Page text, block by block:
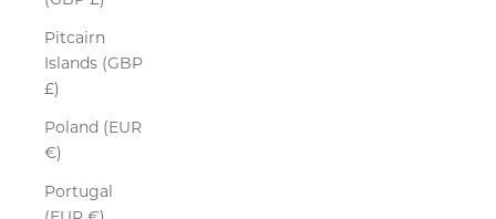
Pitcairn
Islands (GBP
£)
Poland (EUR
€)
Portugal